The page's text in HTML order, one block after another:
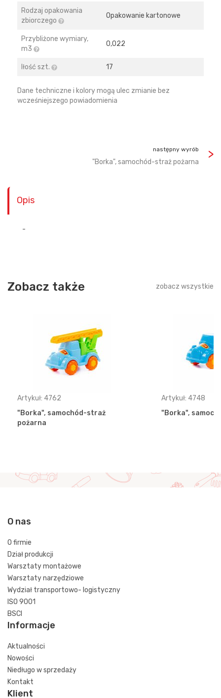
Rodzaj opakowania
zbiorczego
Opakowanie kartonowe
Przybliżone wymiary,
m3
0,022
Iłość szt. 17
Dane techniczne i kolory mogą ulec zmianie bez
wcześniejszego powiadomienia
następny wyrób
"Borka", samochód-straż pożarna
Opis
-
Zobacz także zobacz wszystkie
Artykuł: 4762
"Borka", samochód-straż
pożarna
Artykuł: 4748
"Borka",
O nas
O firmie
Dział produkcji
Warsztaty montażowe
Warsztaty narzędziowe
Wydział transportowo- logistyczny
ISO 9001
BSCI
Informacje
Aktualności
Nowości
Niedługo w sprzedaży
Kontakt
Klient